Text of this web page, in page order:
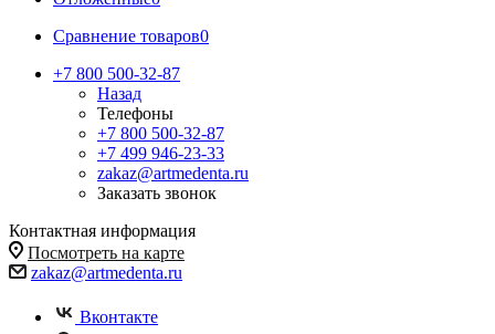
Сравнение товаров0
+7 800 500-32-87
Назад
Телефоны
+7 800 500-32-87
+7 499 946-23-33
zakaz@artmedenta.ru
Заказать звонок
Контактная информация
Посмотреть на карте
zakaz@artmedenta.ru
Вконтакте